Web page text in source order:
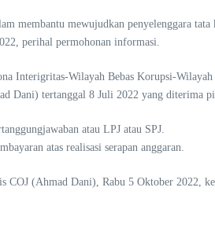
membantu mewujudkan penyelenggara
perihal permohonan informasi.
Interigritas-Wilayah Bebas Korupsi-
Dani) tertanggal 8 Juli 2022 yang diterima
atau LPJ atau SPJ.
atas realisasi serapan anggaran.
COJ (Ahmad Dani), Rabu 5 Oktober 2022,